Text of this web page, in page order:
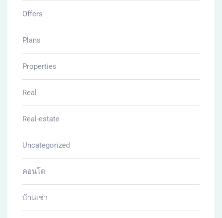
Offers
Plans
Properties
Real
Real-estate
Uncategorized
คอนโด
บ้านเช่า